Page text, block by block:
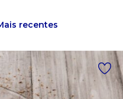
recentes